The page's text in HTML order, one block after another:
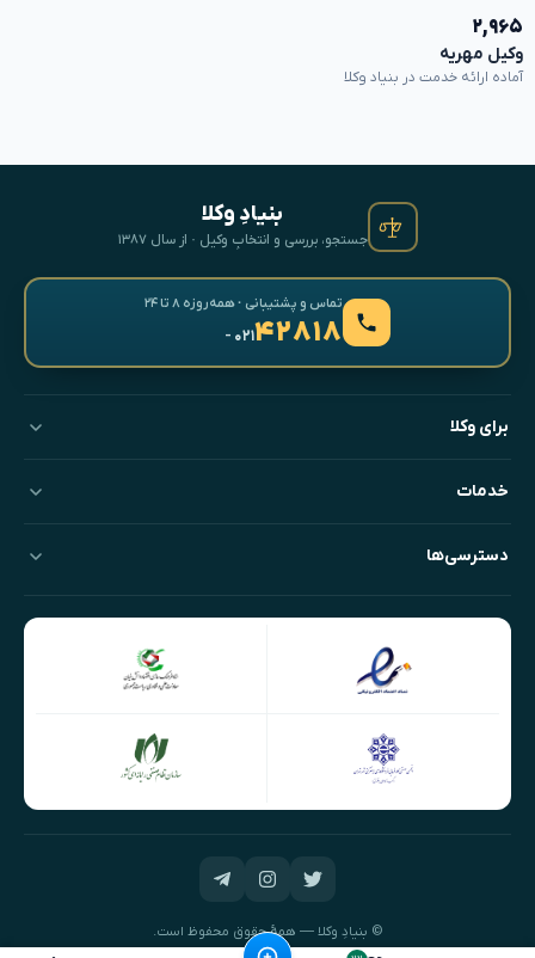
۲,۹۶۵
وکیل مهریه
آماده ارائه خدمت در بنیاد وکلا
بنیادِ وکلا
جستجو، بررسی و انتخابِ وکیل · از سال ۱۳۸۷
تماس و پشتیبانی · همه‌روزه ۸ تا ۲۴
۴۲۸۱۸- ۰۲۱
برای وکلا
خدمات
دسترسی‌ها
© بنیادِ وکلا — همهٔ حقوق محفوظ است.